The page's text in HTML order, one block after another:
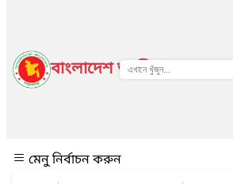
বাংলাদেশ জাতীয় তথ্য বাতায়ন
মেনু নির্বাচন করুন